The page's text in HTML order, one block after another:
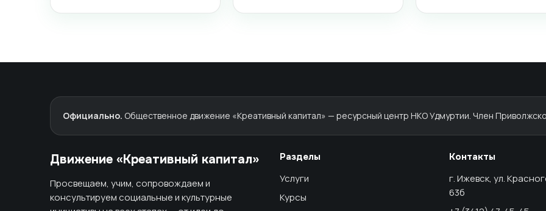
Официально. Общественное движение «Креативный капитал» — ресурсный центр НКО Удмуртии. Член
Движение «Креативный капитал»
Просвещаем, учим, сопровождаем и
консультируем социальные и культурные
Разделы
Услуги
Курсы
Контакты
г. Ижевск, ул.
63б